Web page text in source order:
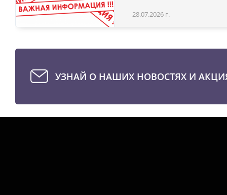
28.07.2026 г.
УЗНАЙ О НАШИХ НОВОСТЯХ И